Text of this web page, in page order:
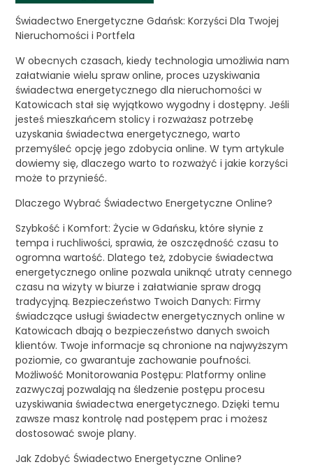
Świadectwo Energetyczne Gdańsk: Korzyści Dla Twojej
Nieruchomości i Portfela
W obecnych czasach, kiedy technologia umożliwia nam
załatwianie wielu spraw online, proces uzyskiwania
świadectwa energetycznego dla nieruchomości w
Katowicach stał się wyjątkowo wygodny i dostępny. Jeśli
jesteś mieszkańcem stolicy i rozważasz potrzebę
uzyskania świadectwa energetycznego, warto
przemyśleć opcję jego zdobycia online. W tym artykule
dowiemy się, dlaczego warto to rozważyć i jakie korzyści
może to przynieść.
Dlaczego Wybrać Świadectwo Energetyczne Online?
Szybkość i Komfort: Życie w Gdańsku, które słynie z
tempa i ruchliwości, sprawia, że oszczędność czasu to
ogromna wartość. Dlatego też, zdobycie świadectwa
energetycznego online pozwala uniknąć utraty cennego
czasu na wizyty w biurze i załatwianie spraw drogą
tradycyjną. Bezpieczeństwo Twoich Danych: Firmy
świadczące usługi świadectw energetycznych online w
Katowicach dbają o bezpieczeństwo danych swoich
klientów. Twoje informacje są chronione na najwyższym
poziomie, co gwarantuje zachowanie poufności.
Możliwość Monitorowania Postępu: Platformy online
zazwyczaj pozwalają na śledzenie postępu procesu
uzyskiwania świadectwa energetycznego. Dzięki temu
zawsze masz kontrolę nad postępem prac i możesz
dostosować swoje plany.
Jak Zdobyć Świadectwo Energetyczne Online?